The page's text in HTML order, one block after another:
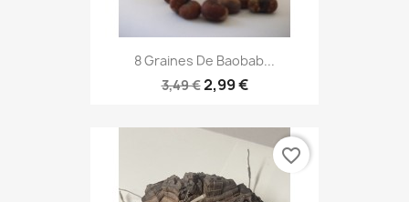
8 Graines De Baobab...
3,49 €2,99 €
favorite_border